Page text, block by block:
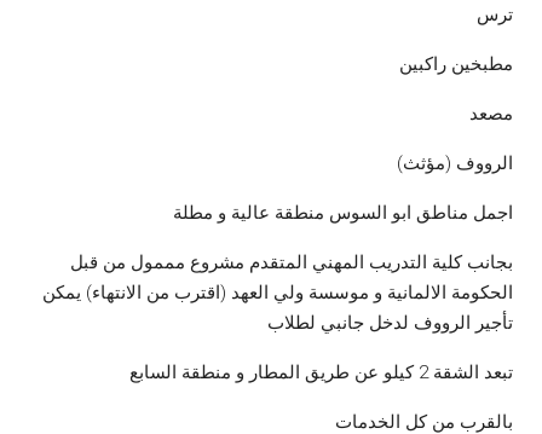
ترس
مطبخين راكبين
مصعد
الرووف (مؤثث)
اجمل مناطق ابو السوس منطقة عالية و مطلة
بجانب كلية التدريب المهني المتقدم مشروع مممول من قبل
الحكومة الالمانية و موسسة ولي العهد (اقترب من الانتهاء) يمكن
تأجير الرووف لدخل جانبي لطلاب
تبعد الشقة 2 كيلو عن طريق المطار و منطقة السابع
بالقرب من كل الخدمات